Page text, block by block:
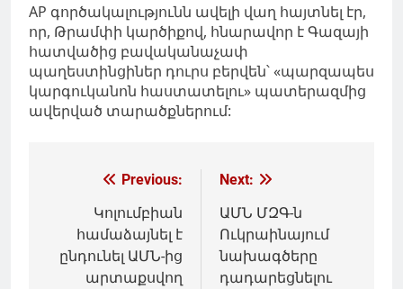
AP գործակալությունն ավելի վաղ հայտնել էր,
որ, Թրամփի կարծիքով, հնարավոր է Գազայի
հատվածից բավականաչափ
պաղեստինցիներ դուրս բերվեն՝ «պարզապես
կարգուկանոն հաստատելու» պատերազմից
ավերված տարածքներում:
Գրառումների
նավարկումը
Previous:
Կոլումբիան
համաձայնել է
ընդունել ԱՄՆ-ից
արտաքսվող
Next:
ԱՄՆ ՄԶԳ-ն
Ուկրաինայում
նախագծերը
դադարեցնելու